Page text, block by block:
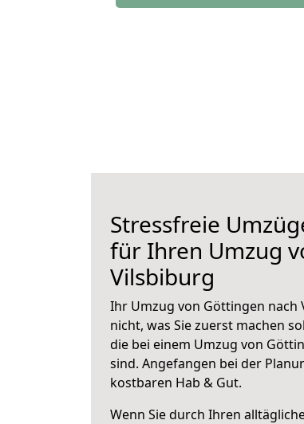
Stressfreie
für Ihren Umzug
Vilsbiburg
Ihr Umzug von Göttingen nach
nicht, was Sie zuerst machen
die bei einem Umzug von
sind. Angefangen bei der
kostbaren Hab & Gut.
Wenn Sie durch Ihren